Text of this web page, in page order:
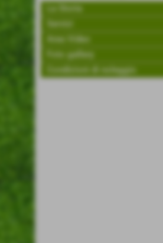
Servizi
Area Video
Foto gallery
Condizioni di noleggio